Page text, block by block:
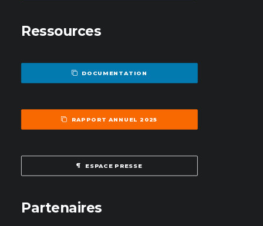
Ressources
DOCUMENTATION
RAPPORT ANNUEL 2025
ESPACE PRESSE
Partenaires